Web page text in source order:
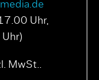
Uhr,
MwSt..